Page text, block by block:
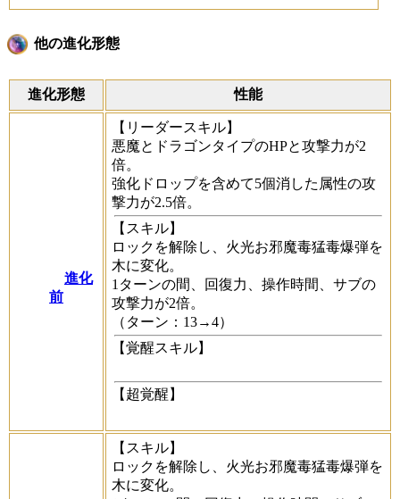
他の進化形態
進化形態 性能
進化
前
【リーダースキル】
悪魔とドラゴンタイプのHPと攻撃力が2
倍。
強化ドロップを含めて5個消した属性の攻
撃力が2.5倍。
【スキル】
ロックを解除し、火光お邪魔毒猛毒爆弾を
木に変化。
1ターンの間、回復力、操作時間、サブの
攻撃力が2倍。
（ターン：13→4）
【覚醒スキル】
【超覚醒】
【スキル】
ロックを解除し、火光お邪魔毒猛毒爆弾を
木に変化。